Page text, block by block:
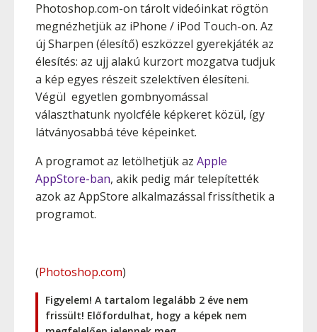
Photoshop.com-on tárolt videóinkat rögtön
megnézhetjük az iPhone / iPod Touch-on. Az
új Sharpen (élesítő) eszközzel gyerekjáték az
élesítés: az ujj alakú kurzort mozgatva tudjuk
a kép egyes részeit szelektíven élesíteni.
Végül egyetlen gombnyomással
választhatunk nyolcféle képkeret közül, így
látványosabbá téve képeinket.
A programot az letölhetjük az Apple
AppStore-ban, akik pedig már telepítették
azok az AppStore alkalmazással frissíthetik a
programot.
(Photoshop.com)
Figyelem! A tartalom legalább 2 éve nem
frissült! Előfordulhat, hogy a képek nem